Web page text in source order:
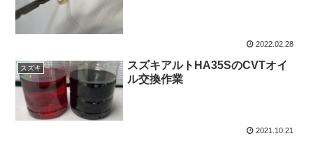
2022.02.28
スズキ
スズキアルトHA35SのCVTオイ
ル交換作業
2021.10.21